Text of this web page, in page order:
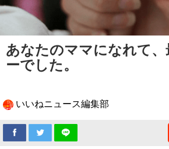
あなたのママになれて
ーでした。
いいねニュース編集部